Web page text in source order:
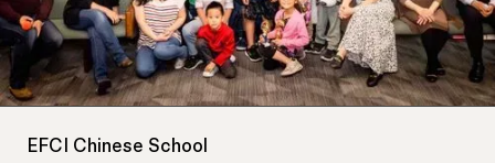
EFCI Chinese School